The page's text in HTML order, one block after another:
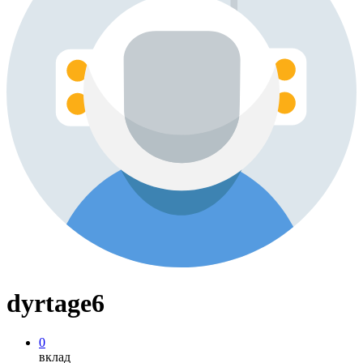
dyrtage6
0
вклад